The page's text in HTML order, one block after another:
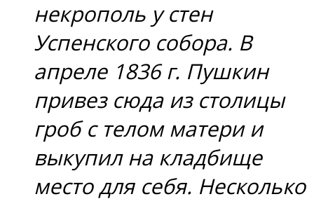
некрополь у стен
Успенского собора. В
апреле 1836 г. Пушкин
привез сюда из столицы
гроб с телом матери и
выкупил на кладбище
место для себя. Несколько